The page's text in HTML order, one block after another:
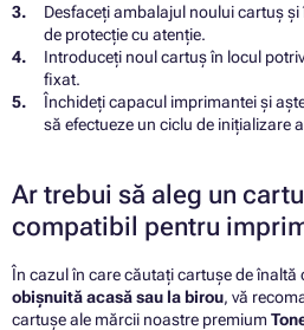
Desfaceți ambalajul noului cartuș
de protecție cu atenție.
Introduceți noul cartuș în locul
fixat.
Închideți capacul imprimantei și
să efectueze un ciclu de inițializare
Ar trebui să aleg un
compatibil pentru
În cazul în care căutați cartușe de înaltă
obișnuită acasă sau la birou, vă
cartușe ale mărcii noastre premium